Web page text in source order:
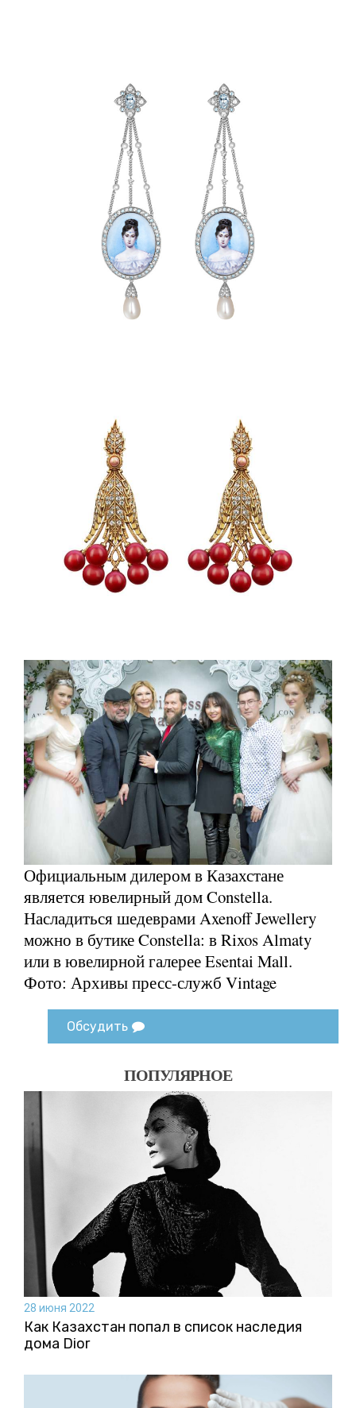
Официальным дилером в Казахстане
является ювелирный дом Constella.
Насладиться шедеврами Axenoff Jewellery
можно в бутике Constella: в Rixos Almaty
или в ювелирной галерее Esentai Mall.
Фото: Архивы пресс-служб Vintage
Обсудить
ПОПУЛЯРНОЕ
28 июня 2022
Как Казахстан попал в список наследия
дома Dior